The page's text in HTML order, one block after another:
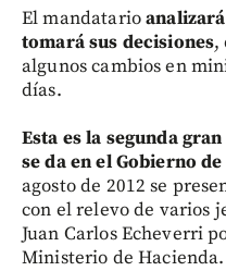
El mandatario
tomará sus decisiones,
algunos cambios en
días.
Esta es la segunda
se da en el Gobierno de
agosto de 2012 se
con el relevo de varios
Juan Carlos Echeverri
Ministerio de Hacienda.